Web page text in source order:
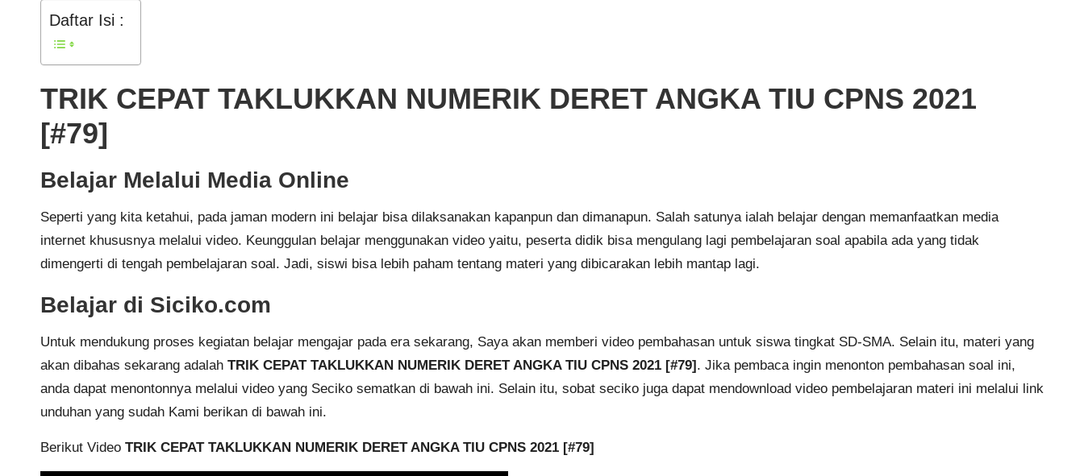
Daftar Isi :
TRIK CEPAT TAKLUKKAN NUMERIK DERET ANGKA TIU CPNS 2021
[#79]
Belajar Melalui Media Online
Seperti yang kita ketahui, pada jaman modern ini belajar bisa dilaksanakan kapanpun dan dimanapun. Salah satunya ialah belajar dengan memanfaatkan media
internet khususnya melalui video. Keunggulan belajar menggunakan video yaitu, peserta didik bisa mengulang lagi pembelajaran soal apabila ada yang tidak
dimengerti di tengah pembelajaran soal. Jadi, siswi bisa lebih paham tentang materi yang dibicarakan lebih mantap lagi.
Belajar di Siciko.com
Untuk mendukung proses kegiatan belajar mengajar pada era sekarang, Saya akan memberi video pembahasan untuk siswa tingkat SD-SMA. Selain itu, materi yang
akan dibahas sekarang adalah TRIK CEPAT TAKLUKKAN NUMERIK DERET ANGKA TIU CPNS 2021 [#79]. Jika pembaca ingin menonton pembahasan soal ini,
anda dapat menontonnya melalui video yang Seciko sematkan di bawah ini. Selain itu, sobat seciko juga dapat mendownload video pembelajaran materi ini melalui link
unduhan yang sudah Kami berikan di bawah ini.
Berikut Video TRIK CEPAT TAKLUKKAN NUMERIK DERET ANGKA TIU CPNS 2021 [#79]